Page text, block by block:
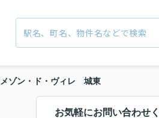
メゾン・ド・ヴィレ 城東
お気軽にお問い合わせ